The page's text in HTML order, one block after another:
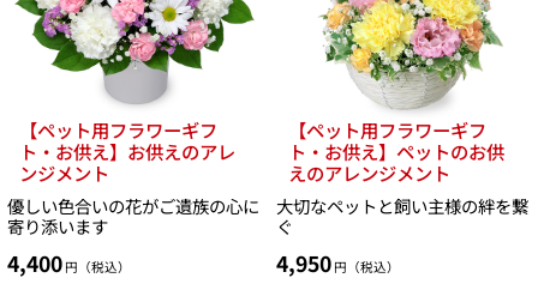
【ペット用フラワーギフ
ト・お供え】お供えのアレ
ンジメント
優しい色合いの花がご遺族の心に
寄り添います
4,400 円（税込）
【ペット用フラワーギフ
ト・お供え】ペットのお供
えのアレンジメント
大切なペットと飼い主様の絆を繋
ぐ
4,950 円（税込）